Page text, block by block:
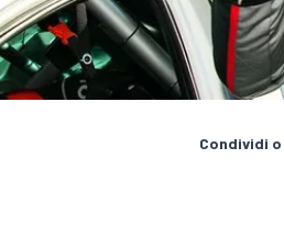
Condividi